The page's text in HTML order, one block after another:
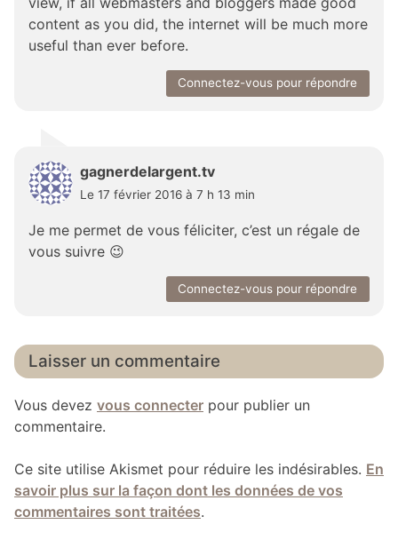
content as you did, the internet will be much more
useful than ever before.
Connectez-vous pour répondre
gagnerdelargent.tv
Le 17 février 2016 à 7 h 13 min
Je me permet de vous féliciter, c’est un régale de
vous suivre 😉
Connectez-vous pour répondre
Laisser un commentaire
Vous devez vous connecter pour publier un
commentaire.
Ce site utilise Akismet pour réduire les indésirables. En
savoir plus sur la façon dont les données de vos
commentaires sont traitées.